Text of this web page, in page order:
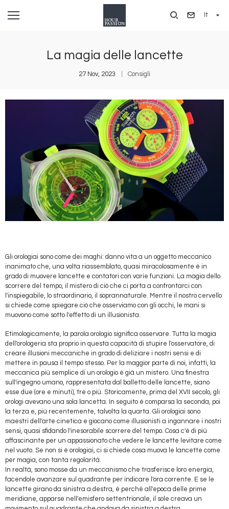
It
La magia delle lancette
27 Nov, 2023 Consigli
Gli orologiai sono come dei maghi: danno vita a un oggetto meccanico
inanimato che, una volta riassemblato, quasi miracolosamente è in
grado di muovere lancette e contatori con varie funzioni. La magia dello
scorrere del tempo, il mistero di ciò che ci porta a confrontarci con
l'inspiegabile, lo straordinario, il soprannaturale. Mentre il nostro cervello
si chiede come spiegare ciò che osserviamo con gli occhi, le mani si
muovono come sotto l'effetto di un illusionista.
Etimologicamente, la parola orologio significa osservare. Tutta la magia
dell'orologeria sta proprio in questa capacità di stupire l'osservatore, di
creare illusioni meccaniche in grado di deliziare i nostri sensi e di
mettere in pausa il tempo stesso. Per la maggior parte di noi, infatti, la
meccanica più semplice di un orologio è già un mistero. Una finestra
sull'ingegno umano, rappresentata dal balletto delle lancette, siano
esse due (ore e minuti), tre o più. Storicamente, prima del XVII secolo, gli
orologi avevano una sola lancetta. In seguito è comparsa la seconda, poi
la terza e, più recentemente, talvolta la quarta. Gli orologiai sono
maestri dell'arte cinetica e giocano come illusionisti a ingannare i nostri
sensi, quasi sfidando l'inesorabile scorrere del tempo. Cosa c'è di più
affascinante per un appassionato che vedere le lancette levitare come
nel vuoto. Se non si è orologiai, ci si chiede cosa muova le lancette come
per magia, con tanta regolarità.
In realtà, sono mosse da un meccanismo che trasferisce loro energia,
facendole avanzare sul quadrante per indicare l'ora corrente. E se le
lancette girano da sinistra a destra, è perché all'epoca delle prime
meridiane, apparse nell'emisfero settentrionale, il sole creava un